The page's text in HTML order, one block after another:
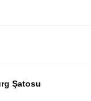
ob der Tauber,
çiçekli evleri ve
yapılarıyla masalsı
Şatosu